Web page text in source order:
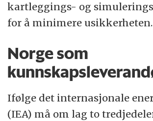
kartleggings- og
for å minimere usikkerheten.
Norge som
Ifølge det internasjonale
(IEA) må om lag to